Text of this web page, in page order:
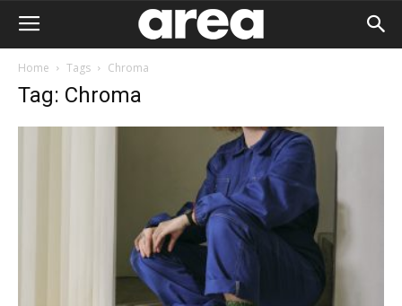
Home Tags Chroma
Tag: Chroma